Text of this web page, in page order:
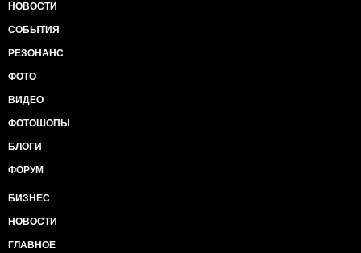
НОВОСТИ
СОБЫТИЯ
РЕЗОНАНС
ФОТО
ВИДЕО
ФОТОШОПЫ
БЛОГИ
ФОРУМ
БИЗНЕС
НОВОСТИ
ГЛАВНОЕ